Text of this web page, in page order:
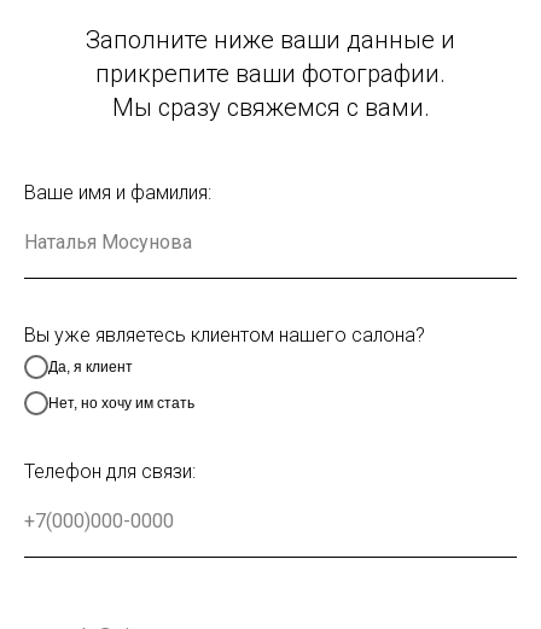
Заполните ниже ваши данные и
прикрепите ваши фотографии.
Мы сразу свяжемся с вами.
Ваше имя и фамилия:
Вы уже являетесь клиентом нашего салона?
Да, я клиент
Нет, но хочу им стать
Телефон для связи: